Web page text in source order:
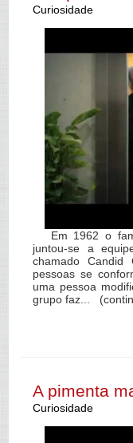
Curiosidade
Em 1962 o
juntou-se a
chamado Candid
pessoas se
uma pessoa
grupo faz...
A pimenta
Curiosidade